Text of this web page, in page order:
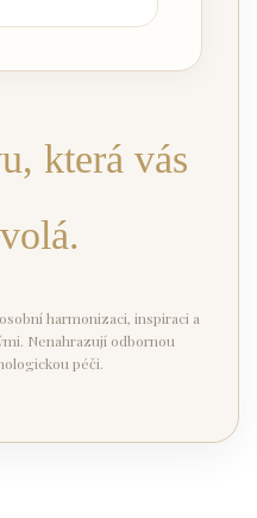
která vás
harmonizaci, inspiraci a
Nenahrazují odbornou
péči.